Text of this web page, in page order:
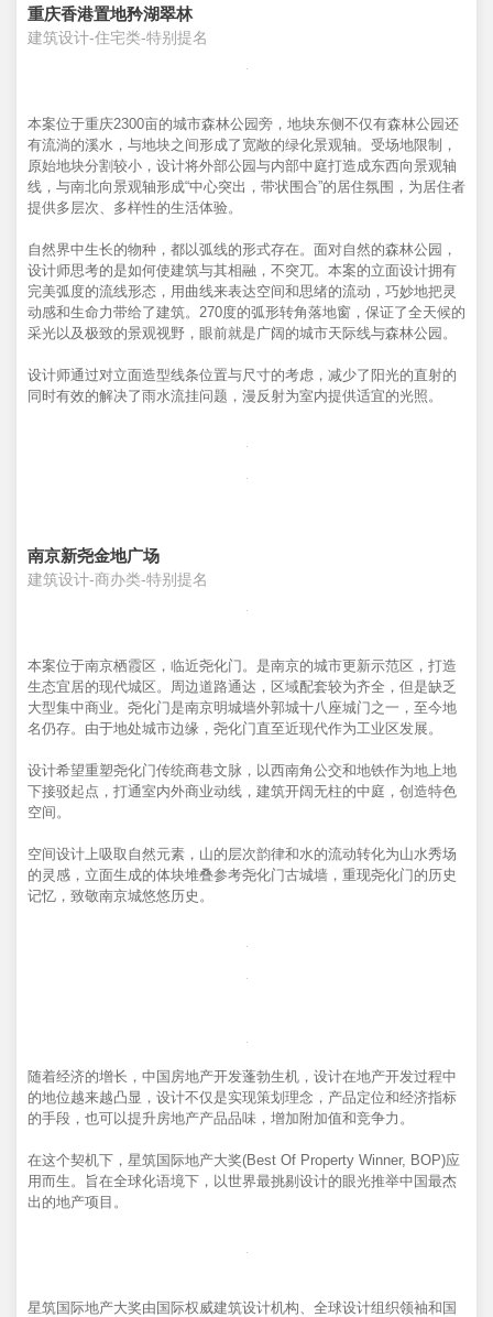
重庆香港置地矜湖翠林
建筑设计-住宅类-特别提名
本案位于重庆2300亩的城市森林公园旁，地块东侧不仅有森林公园还
有流淌的溪水，与地块之间形成了宽敞的绿化景观轴。受场地限制，
原始地块分割较小，设计将外部公园与内部中庭打造成东西向景观轴
线，与南北向景观轴形成“中心突出，带状围合”的居住氛围，为居住者
提供多层次、多样性的生活体验。
自然界中生长的物种，都以弧线的形式存在。面对自然的森林公园，
设计师思考的是如何使建筑与其相融，不突兀。本案的立面设计拥有
完美弧度的流线形态，用曲线来表达空间和思绪的流动，巧妙地把灵
动感和生命力带给了建筑。270度的弧形转角落地窗，保证了全天候的
采光以及极致的景观视野，眼前就是广阔的城市天际线与森林公园。
设计师通过对立面造型线条位置与尺寸的考虑，减少了阳光的直射的
同时有效的解决了雨水流挂问题，漫反射为室内提供适宜的光照。
南京新尧金地广场
建筑设计-商办类-特别提名
本案位于南京栖霞区，临近尧化门。是南京的城市更新示范区，打造
生态宜居的现代城区。周边道路通达，区域配套较为齐全，但是缺乏
大型集中商业。尧化门是南京明城墙外郭城十八座城门之一，至今地
名仍存。由于地处城市边缘，尧化门直至近现代作为工业区发展。
设计希望重塑尧化门传统商巷文脉，以西南角公交和地铁作为地上地
下接驳起点，打通室内外商业动线，建筑开阔无柱的中庭，创造特色
空间。
空间设计上吸取自然元素，山的层次韵律和水的流动转化为山水秀场
的灵感，立面生成的体块堆叠参考尧化门古城墙，重现尧化门的历史
记忆，致敬南京城悠悠历史。
随着经济的增长，中国房地产开发蓬勃生机，设计在地产开发过程中
的地位越来越凸显，设计不仅是实现策划理念，产品定位和经济指标
的手段，也可以提升房地产产品品味，增加附加值和竞争力。
在这个契机下，星筑国际地产大奖(Best Of Property Winner, BOP)应
用而生。旨在全球化语境下，以世界最挑剔设计的眼光推举中国最杰
出的地产项目。
星筑国际地产大奖由国际权威建筑设计机构、全球设计组织领袖和国